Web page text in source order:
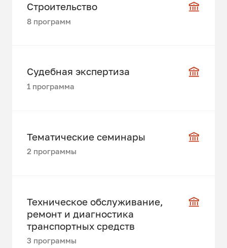
Строительство
8 программ
Судебная экспертиза
1 программа
Тематические семинары
2 программы
Техническое обслуживание,
ремонт и диагностика
транспортных средств
3 программы